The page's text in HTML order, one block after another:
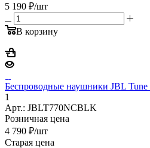
5 190 ₽/шт
В корзину
Беспроводные наушники JBL
1
Арт.: JBLT770NCBLK
Розничная цена
4 790 ₽/шт
Старая цена